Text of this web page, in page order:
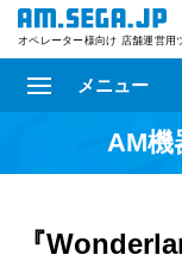
オペレーター様向け 店舗運営用
メニュー
AM機
『